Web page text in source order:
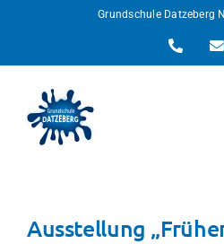
Grundschule Datzeberg
Telefon
Ausstellung